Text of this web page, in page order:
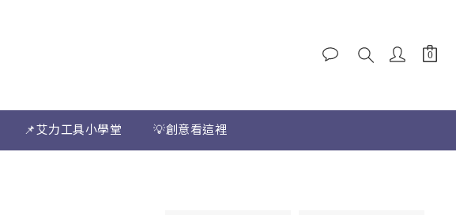
📌艾力工具小學堂 💡創意看這裡